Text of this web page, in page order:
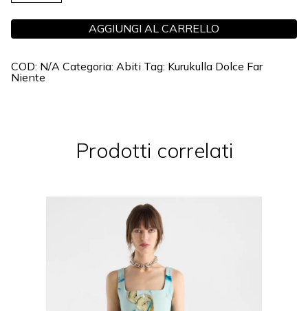
AGGIUNGI AL CARRELLO
COD: N/A Categoria: Abiti Tag: Kurukulla Dolce Far
Niente
Prodotti correlati